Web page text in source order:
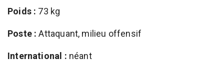
Poids : 73 kg
Poste : Attaquant, milieu offensif
International : néant